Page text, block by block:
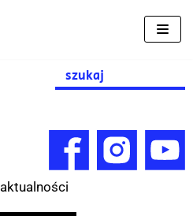
Search
for:
aktualności